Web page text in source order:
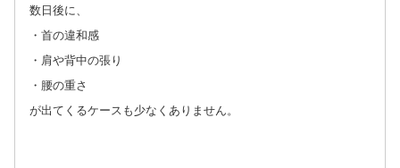
数日後に、
・首の違和感
・肩や背中の張り
・腰の重さ
が出てくるケースも少なくありません。